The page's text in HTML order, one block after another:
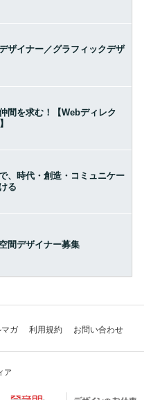
ザイナー／グラフィックデザ
間を求む！【Webディレク
、時代・創造・コミュニケー
る
間デザイナー募集
マガ 利用規約 お問い合わせ
ア